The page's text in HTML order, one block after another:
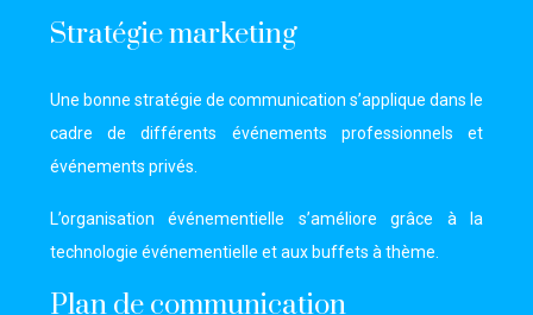
Stratégie marketing
Une bonne stratégie de communication s’applique dans le
cadre de différents événements professionnels et
événements privés.
L’organisation événementielle s’améliore grâce à la
technologie événementielle et aux buffets à thème.
Plan de communication